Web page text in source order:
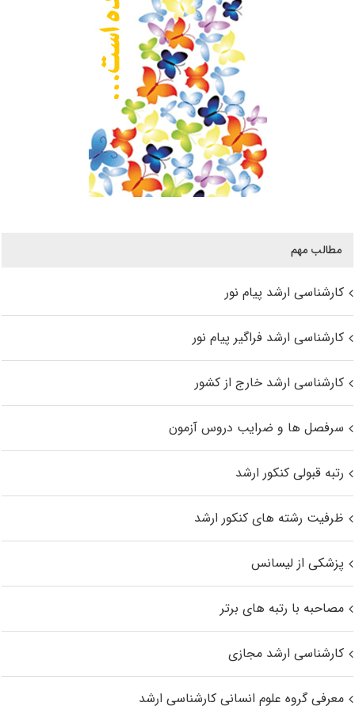
مطالب مهم
کارشناسی ارشد پیام نور
کارشناسی ارشد فراگیر پیام نور
کارشناسی ارشد خارج از کشور
سرفصل ها و ضرایب دروس آزمون
رتبه قبولی کنکور ارشد
ظرفیت رشته های کنکور ارشد
پزشکی از لیسانس
مصاحبه با رتبه های برتر
کارشناسی ارشد مجازی
معرفی گروه علوم انسانی کارشناسی ارشد